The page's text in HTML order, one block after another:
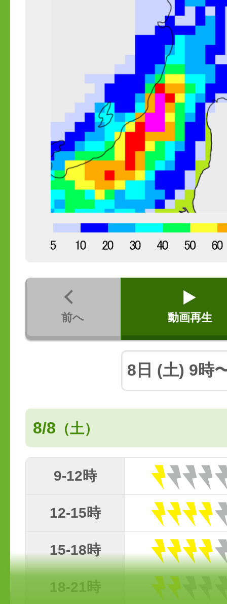
前へ 動画再生
8/8 （土）
9-12時
12-15時
15-18時
18-21時